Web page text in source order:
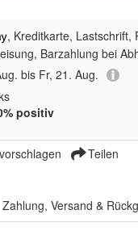
, Kreditkarte, Lastschrift,
Barzahlung bei
bis Fr, 21. Aug.
positiv
Teilen
Zahlung, Versand &